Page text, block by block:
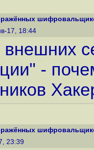
17, 18:44
внешних
-
23:39